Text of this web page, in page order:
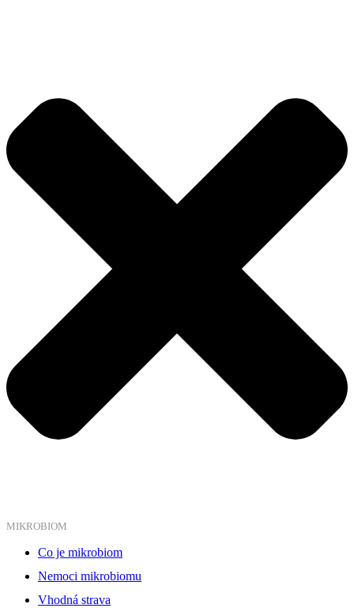
MIKROBIOM
Co je mikrobiom
Nemoci mikrobiomu
Vhodná strava